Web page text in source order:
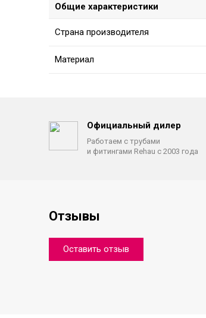
Общие характеристики
Страна производителя
Материал
Официальный дилер
Работаем с трубами
и фитингами Rehau с 2003 года
Отзывы
Оставить отзыв